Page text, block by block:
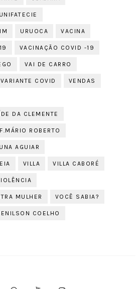
UNIFATECIE
URUOCA VACINA
VACINAÇÃO COVID -19
VAI DE CARRO
VARIANTE COVID VENDAS
DA CLEMENTE
ROBERTO
AGUIAR
VILLA VILLA CABORÉ
MULHER VOCÊ SABIA?
COELHO